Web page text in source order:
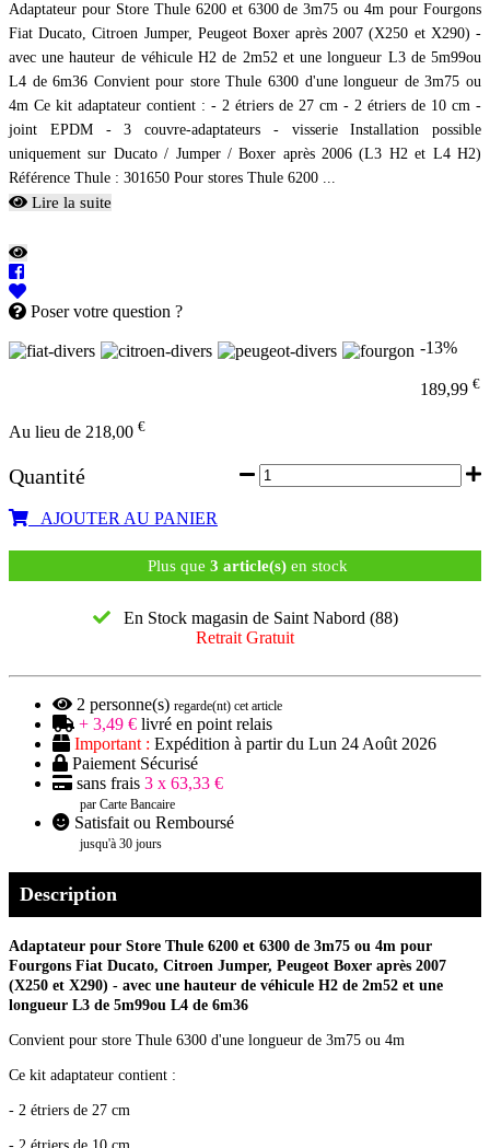
Adaptateur pour Store Thule 6200 et 6300 de 3m75 ou 4m pour Fourgons
Fiat Ducato, Citroen Jumper, Peugeot Boxer après 2007 (X250 et X290) -
avec une hauteur de véhicule H2 de 2m52 et une longueur L3 de 5m99ou
L4 de 6m36 Convient pour store Thule 6300 d'une longueur de 3m75 ou
4m Ce kit adaptateur contient : - 2 étriers de 27 cm - 2 étriers de 10 cm -
joint EPDM - 3 couvre-adaptateurs - visserie Installation possible
uniquement sur Ducato / Jumper / Boxer après 2006 (L3 H2 et L4 H2)
Référence Thule : 301650 Pour stores Thule 6200 ...
Lire la suite
Poser votre question ?
-13%
189,99 €
Au lieu de 218,00 €
Quantité
AJOUTER AU PANIER
Plus que 3 article(s)en stock
En Stock magasin de Saint Nabord (88)
Retrait Gratuit
2 personne(s) regarde(nt) cet article
+ 3,49 € livré en point relais
Important : Expédition à partir du Lun 24 Août 2026
Paiement Sécurisé
sans frais 3 x 63,33 €
par Carte Bancaire
Satisfait ou Remboursé
jusqu'à 30 jours
Description
Adaptateur pour Store Thule 6200 et 6300 de 3m75 ou 4m pour
Fourgons Fiat Ducato, Citroen Jumper, Peugeot Boxer après 2007
(X250 et X290) - avec une hauteur de véhicule H2 de 2m52 et une
longueur L3 de 5m99ou L4 de 6m36
Convient pour store Thule 6300 d'une longueur de 3m75 ou 4m
Ce kit adaptateur contient :
- 2 étriers de 27 cm